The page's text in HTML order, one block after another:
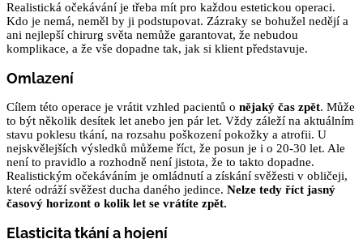
Realistická očekávání je třeba mít pro každou estetickou operaci.
Kdo je nemá, neměl by ji podstupovat. Zázraky se bohužel nedějí a
ani nejlepší chirurg světa nemůže garantovat, že nebudou
komplikace, a že vše dopadne tak, jak si klient představuje.
Omlazení
Cílem této operace je vrátit vzhled pacientů o nějaký čas zpět. Může
to být několik desítek let anebo jen pár let. Vždy záleží na aktuálním
stavu poklesu tkání, na rozsahu poškození pokožky a atrofii. U
nejskvělejších výsledků můžeme říct, že posun je i o 20-30 let. Ale
není to pravidlo a rozhodně není jistota, že to takto dopadne.
Realistickým očekáváním je omládnutí a získání svěžesti v obličeji,
které odráží svěžest ducha daného jedince. Nelze tedy říct jasný
časový horizont o kolik let se vrátíte zpět.
Elasticita tkání a hojení